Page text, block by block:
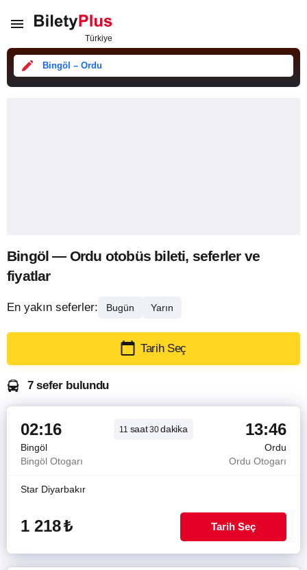
Bingöl – Ordu
Bingöl — Ordu otobüs bileti, seferler ve
fiyatlar
En yakın seferler: Bugün Yarın
Tarih Seç
7 sefer bulundu
02:16 11 saat30dakika 13:46
Bingöl
Ordu
Bingöl Otogarı
Ordu Otogarı
Star Diyarbakır
1 218₺ Tarih Seç